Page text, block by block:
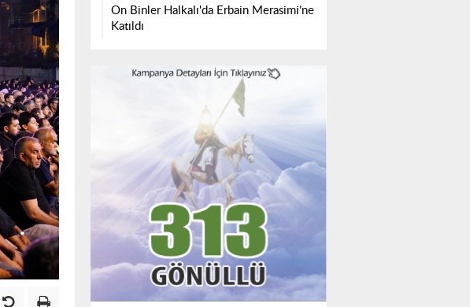
On Binler Halkalı'da Erbain Merasimi’ne
Katıldı